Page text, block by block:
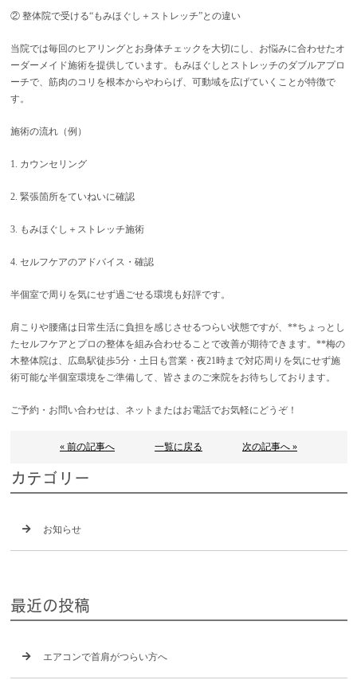
② 整体院で受ける“もみほぐし＋ストレッチ”との違い
当院では毎回のヒアリングとお身体チェックを大切にし、お悩みに合わせたオ
ーダーメイド施術を提供しています。もみほぐしとストレッチのダブルアプロ
ーチで、筋肉のコリを根本からやわらげ、可動域を広げていくことが特徴で
す。
施術の流れ（例）
1. カウンセリング
2. 緊張箇所をていねいに確認
3. もみほぐし＋ストレッチ施術
4. セルフケアのアドバイス・確認
半個室で周りを気にせず過ごせる環境も好評です。
肩こりや腰痛は日常生活に負担を感じさせるつらい状態ですが、**ちょっとし
たセルフケアとプロの整体を組み合わせることで改善が期待できます。**梅の
木整体院は、広島駅徒歩5分・土日も営業・夜21時まで対応周りを気にせず施
術可能な半個室環境をご準備して、皆さまのご来院をお待ちしております。
ご予約・お問い合わせは、ネットまたはお電話でお気軽にどうぞ！
« 前の記事へ 一覧に戻る 次の記事へ »
カテゴリー
お知らせ
最近の投稿
エアコンで首肩がつらい方へ